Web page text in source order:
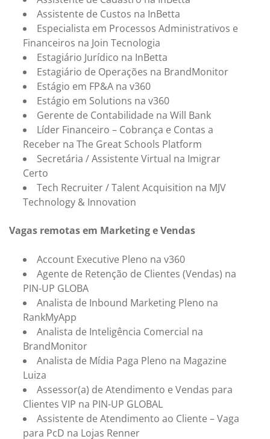
Assistente de Custos na InBetta
Especialista em Processos Administrativos e
Financeiros na Join Tecnologia
Estagiário Jurídico na InBetta
Estagiário de Operações na BrandMonitor
Estágio em FP&A na v360
Estágio em Solutions na v360
Gerente de Contabilidade na Will Bank
Líder Financeiro – Cobrança e Contas a
Receber na The Great Schools Platform
Secretária / Assistente Virtual na Imigrar
Certo
Tech Recruiter / Talent Acquisition na MJV
Technology & Innovation
Vagas remotas em Marketing e Vendas
Account Executive Pleno na v360
Agente de Retenção de Clientes (Vendas) na
PIN-UP GLOBA
Analista de Inbound Marketing Pleno na
RankMyApp
Analista de Inteligência Comercial na
BrandMonitor
Analista de Mídia Paga Pleno na Magazine
Luiza
Assessor(a) de Atendimento e Vendas para
Clientes VIP na PIN-UP GLOBAL
Assistente de Atendimento ao Cliente – Vaga
para PcD na Lojas Renner